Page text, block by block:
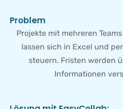
Problem
Projekte mit mehreren
lassen sich in Excel und
steuern. Fristen werden
Informationen